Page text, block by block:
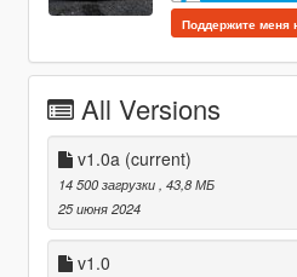
Поддержите меня
All Versions
v1.0a (current)
14 500 загрузки, 43,8 МБ
25 июня 2024
v1.0